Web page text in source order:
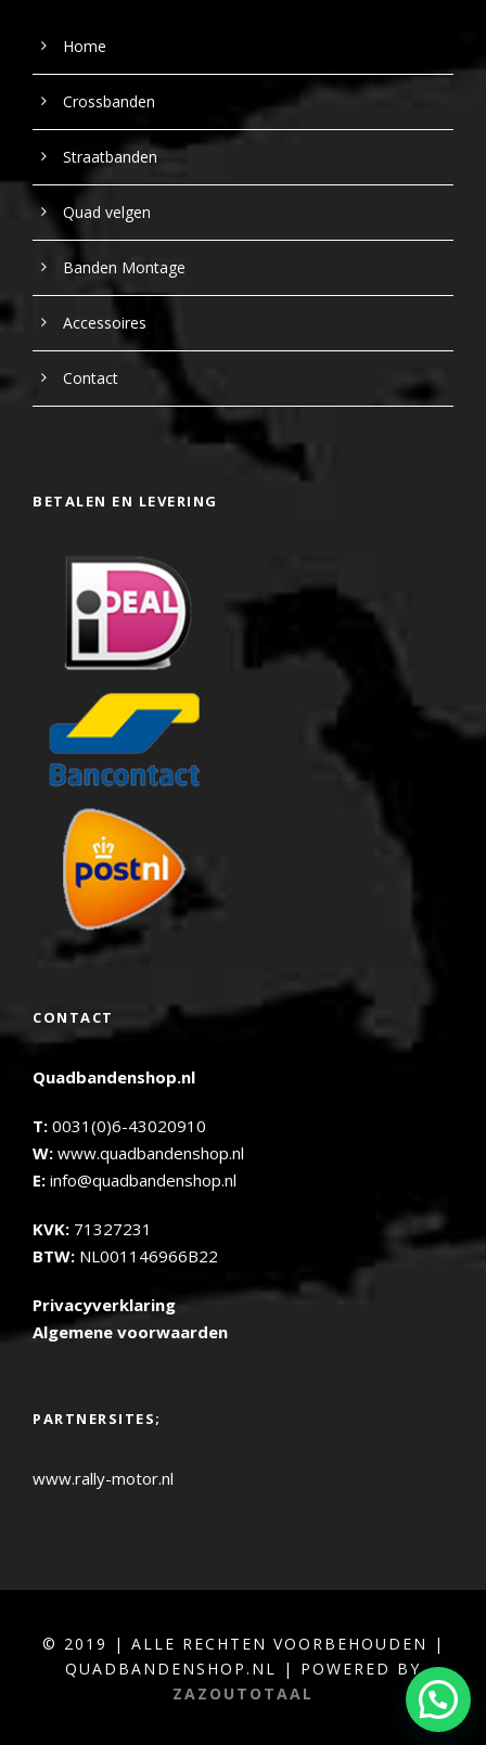
Home
Crossbanden
Straatbanden
Quad velgen
Banden Montage
Accessoires
Contact
BETALEN EN LEVERING
CONTACT
Quadbandenshop.nl
T: 0031(0)6-43020910
W: www.quadbandenshop.nl
E: info@quadbandenshop.nl
KVK: 71327231
BTW: NL001146966B22
Privacyverklaring
Algemene voorwaarden
PARTNERSITES;
www.rally-motor.nl
© 2019 | ALLE RECHTEN VOORBEHOUDEN |
QUADBANDENSHOP.NL | POWERED BY
ZAZOUTOTAAL